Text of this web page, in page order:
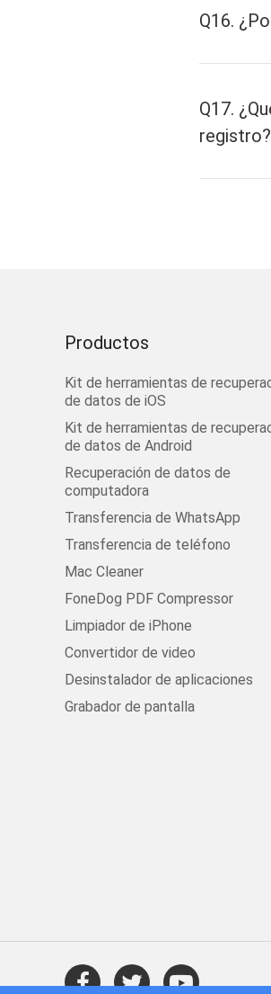
Q16.
Q17.
registro?
Productos
Kit de herramientas de
de datos de iOS
Kit de herramientas de
de datos de Android
Recuperación de datos de
computadora
Transferencia de WhatsApp
Transferencia de teléfono
Mac Cleaner
FoneDog PDF Compressor
Limpiador de iPhone
Convertidor de video
Desinstalador de aplicaciones
Grabador de pantalla